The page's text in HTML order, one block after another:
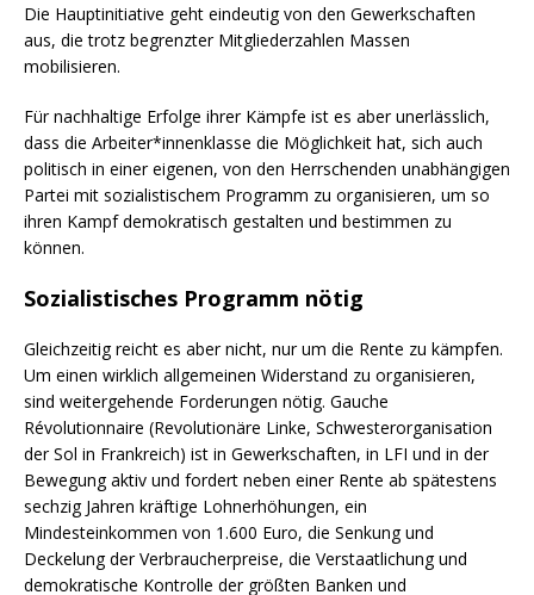
Die Hauptinitiative geht eindeutig von den Gewerkschaften
aus, die trotz begrenzter Mitgliederzahlen Massen
mobilisieren.
Für nachhaltige Erfolge ihrer Kämpfe ist es aber unerlässlich,
dass die Arbeiter*innenklasse die Möglichkeit hat, sich auch
politisch in einer eigenen, von den Herrschenden unabhängigen
Partei mit sozialistischem Programm zu organisieren, um so
ihren Kampf demokratisch gestalten und bestimmen zu
können.
Sozialistisches Programm nötig
Gleichzeitig reicht es aber nicht, nur um die Rente zu kämpfen.
Um einen wirklich allgemeinen Widerstand zu organisieren,
sind weitergehende Forderungen nötig. Gauche
Révolutionnaire (Revolutionäre Linke, Schwesterorganisation
der Sol in Frankreich) ist in Gewerkschaften, in LFI und in der
Bewegung aktiv und fordert neben einer Rente ab spätestens
sechzig Jahren kräftige Lohnerhöhungen, ein
Mindesteinkommen von 1.600 Euro, die Senkung und
Deckelung der Verbraucherpreise, die Verstaatlichung und
demokratische Kontrolle der größten Banken und